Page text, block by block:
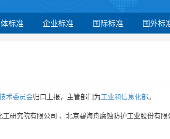
标准 企业标准 国际标准 国外标
术委员会归口上报，主管部门为工业和信息化部。
工研究院有限公司 、 北京碧海舟腐蚀防护工业股份有限